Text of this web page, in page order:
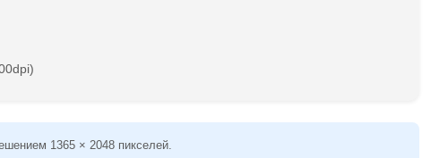
1365 × 2048 пикселей.